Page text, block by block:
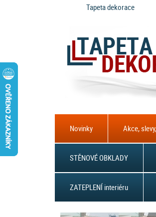
Tapeta dekorace
Novinky Akce,
STĚNOVÉ OBKLADY
ZATEPLENÍ interiéru